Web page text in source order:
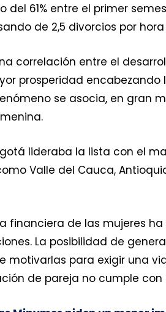
del 61% entre el primer
de 2,5 divorcios por hora
correlación entre el
prosperidad
se asocia, en gran
lideraba la lista con el
Valle del Cauca,
financiera de las mujeres
La posibilidad de
motivarlas para exigir una
de pareja no cumple con